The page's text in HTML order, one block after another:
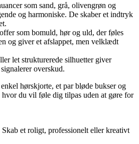
som sand, grå, olivengrøn og
og harmoniske. De skaber et indtryk
som bomuld, hør og uld, der føles
og giver et afslappet, men velklædt
let strukturerede silhuetter giver
overskud.
hørskjorte, et par bløde bukser og
du vil føle dig tilpas uden at gøre for
et roligt, professionelt eller kreativt